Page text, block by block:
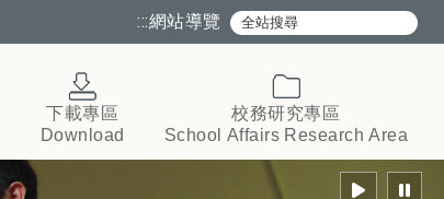
:::網站導覽
下載專區
Download
校務研究專區
School Affairs Research Area